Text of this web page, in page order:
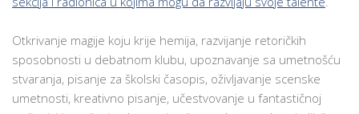
Otkrivanje magije koju krije hemija, razvijanje retoričkih
sposobnosti u debatnom klubu, upoznavanje sa umetnošću
stvaranja, pisanje za školski časopis, oživljavanje scenske
umetnosti, kreativno pisanje, učestvovanje u fantastičnoj